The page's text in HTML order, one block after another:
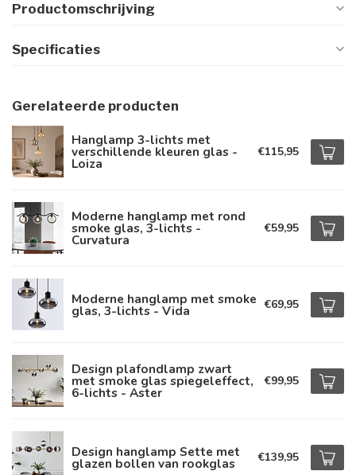
Productomschrijving
Specificaties
Gerelateerde producten
Hanglamp 3-lichts met
verschillende kleuren glas -
Loiza
€115,95
Moderne hanglamp met rond
smoke glas, 3-lichts -
Curvatura
€59,95
Moderne hanglamp met smoke
glas, 3-lichts - Vida €69,95
Design plafondlamp zwart
met smoke glas spiegeleffect,
6-lichts - Aster
€99,95
Design hanglamp Sette met
glazen bollen van rookglas €139,95